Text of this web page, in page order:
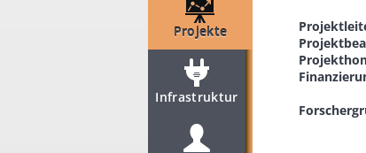
Projekte
Infrastruktur